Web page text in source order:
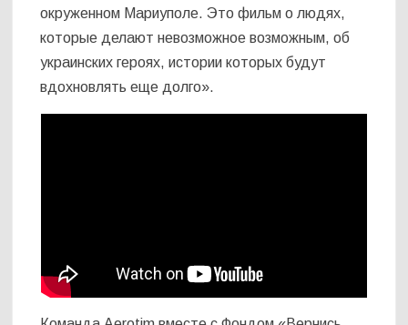
окруженном Мариуполе. Это фильм о людях,
которые делают невозможное возможным, об
украинских героях, истории которых будут
вдохновлять еще долго».